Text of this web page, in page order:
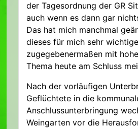
der Tagesordnung der GR
auch wenn es dann gar
Das hat mich manchmal
dieses für mich sehr
zugegebenermaßen mit
Thema heute am Schluss
Nach der vorläufigen
Geflüchtete in die
Anschlussunterbringung
Weingarten vor die